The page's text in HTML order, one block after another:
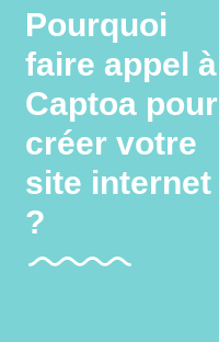
Pourquoi
faire appel à
Captoa pour
créer votre
site internet
?